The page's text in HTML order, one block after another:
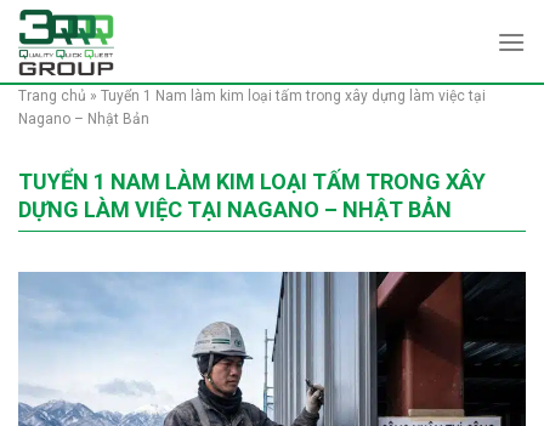
Skip
content
Trang chủ » Tuyển 1 Nam làm kim loại tấm trong xây dựng làm việc tại
Nagano – Nhật Bản
TUYỂN 1 NAM LÀM KIM LOẠI TẤM TRONG XÂY
DỰNG LÀM VIỆC TẠI NAGANO – NHẬT BẢN